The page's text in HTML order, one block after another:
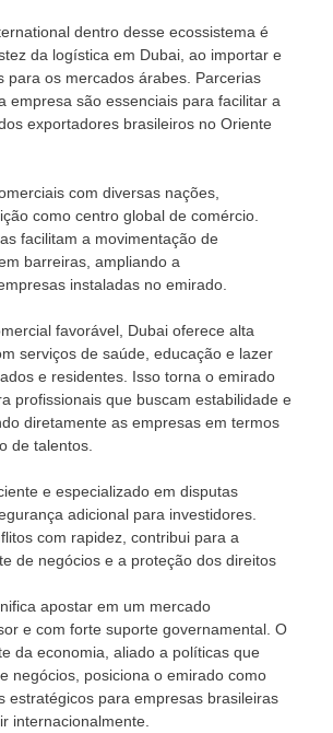
dentro desse ecossistema é
da logística em Dubai, ao importar e
para os mercados árabes. Parcerias
empresa são essenciais para facilitar a
exportadores brasileiros no Oriente
com diversas nações,
como centro global de comércio.
facilitam a movimentação de
barreiras, ampliando a
instaladas no emirado.
favorável, Dubai oferece alta
serviços de saúde, educação e lazer
e residentes. Isso torna o emirado
profissionais que buscam estabilidade e
diretamente as empresas em termos
de talentos.
e especializado em disputas
adicional para investidores.
com rapidez, contribui para a
de negócios e a proteção dos direitos
apostar em um mercado
e com forte suporte governamental. O
da economia, aliado a políticas que
negócios, posiciona o emirado como
estratégicos para empresas brasileiras
internacionalmente.